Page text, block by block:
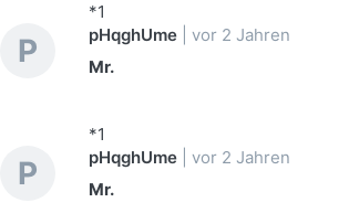
*1
P pHqghUme
vor 2 Jahren
Mr.
*1
P pHqghUme
vor 2 Jahren
Mr.